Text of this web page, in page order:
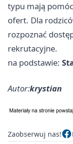
typu mają
ofert. Dla
rozpoznać
rekrutacyjne.
na podstawie:
Autor:krystian
Zaobserwuj nas!